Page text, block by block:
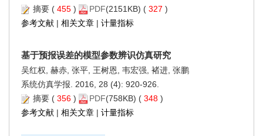
摘要 ( 455 ) PDF(2151KB) ( 327 )
参考文献 | 相关文章 | 计量指标
基于预报误差的模型参数辨识仿真研究
吴红权, 赫赤, 张平, 王树恩, 韦宏强, 褚进, 张鹏
系统仿真学报. 2016, 28 (4): 920-926.
摘要 ( 356 ) PDF(758KB) ( 348 )
参考文献 | 相关文章 | 计量指标